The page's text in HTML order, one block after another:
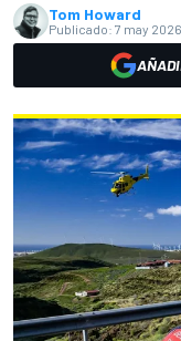
Tom Howard
Publicado: 7 may